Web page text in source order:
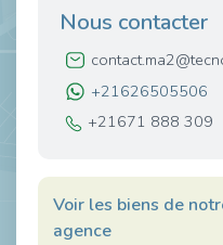
Nous contacter
+21626505506
+21671 888 309
Voir les biens de
agence